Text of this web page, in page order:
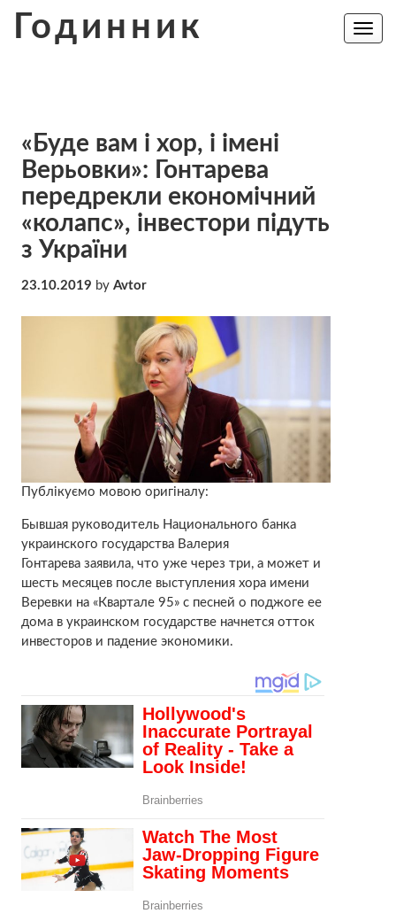
Годинник
Toggle
«Буде вам і хор, і імені
Верьовки»: Гонтарева
передрекли економічний
«колапс», інвестори підуть
з України
23.10.2019 by Avtor
Публікуємо мовою оригіналу:
Бывшая руководитель Национального банка
украинского государства Валерия
Гонтарева заявила, что уже через три, а может и
шесть месяцев после выступления хора имени
Веревки на «Квартале 95» с песней о поджоге ее
дома в украинском государстве начнется отток
инвесторов и падение экономики.